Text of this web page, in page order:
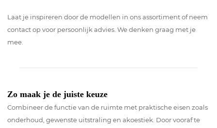
Laat je inspireren door de modellen in ons assortiment of neem
contact op voor persoonlijk advies. We denken graag met je
mee.
Zo maak je de juiste keuze
Combineer de functie van de ruimte met praktische eisen zoals
onderhoud, gewenste uitstraling en akoestiek. Door vooraf te